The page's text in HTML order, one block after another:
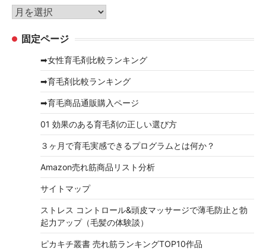
リ
ー
ア
カ 固定ページ
➡女性育毛剤比較ランキング
➡育毛剤比較ランキング
➡育毛商品通販購入ページ
01 効果のある育毛剤の正しい選び方
３ヶ月で育毛実感できるプログラムとは何か？
Amazon売れ筋商品リスト分析
サイトマップ
ストレス コントロール&頭皮マッサージで薄毛防止と勃
起力アップ（毛髪の体験談）
ピカキチ叢書 売れ筋ランキングTOP10作品